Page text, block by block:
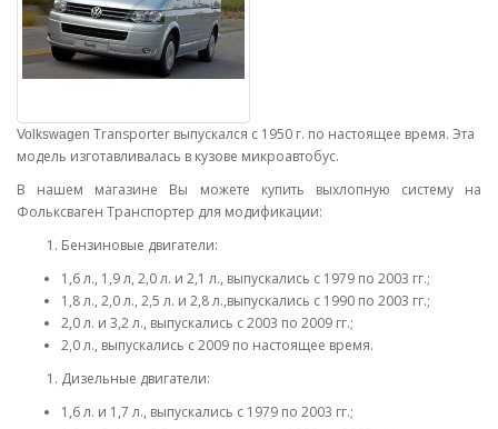
Volkswagen Transporter выпускался с 1950 г. по настоящее время. Эта
модель изготавливалась в кузове микроавтобус.
В нашем магазине Вы можете купить выхлопную систему на
Фольксваген Транспортер для модификации:
Бензиновые двигатели:
1,6 л., 1,9 л, 2,0 л. и 2,1 л., выпускались с 1979 по 2003 гг.;
1,8 л., 2,0 л., 2,5 л. и 2,8 л.,выпускались с 1990 по 2003 гг.;
2,0 л. и 3,2 л., выпускались с 2003 по 2009 гг.;
2,0 л., выпускались с 2009 по настоящее время.
Дизельные двигатели:
1,6 л. и 1,7 л., выпускались с 1979 по 2003 гг.;